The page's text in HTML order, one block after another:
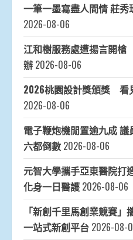
一筆一墨寫盡人間情 莊
2026-08-06
江和樹服務處遭揚言開
辦 2026-08-06
2026桃園設計獎頒獎 看
2026-08-06
電子鞭炮機閒置逾九成
六都倒數 2026-08-06
元智大學攜手亞東醫院
化身一日醫護 2026-08-06
「新創千里馬創業競賽
一站式新創平台 2026-08-